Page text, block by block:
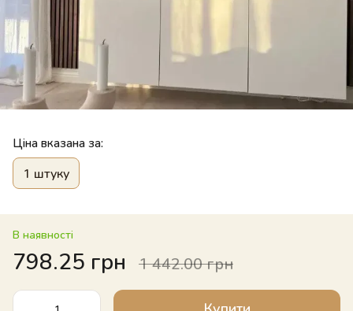
Ціна вказана за:
1 штуку
В наявності
798.25 грн 1 442.00 грн